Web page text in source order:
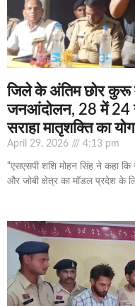
जिले के अंतिम छोर कुरू
जनआंदोलन, 28 में 24
सराहा मातृशक्ति का
April 29, 2026 4:13 pm
“एसएसपी शशि मोहन सिंह ने कहा
और जोबी क्षेत्र का मॉडल प्रदेश के